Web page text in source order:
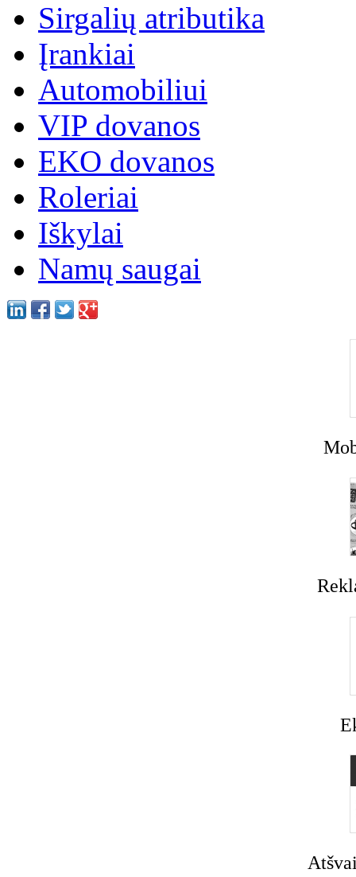
Sirgalių atributika
Įrankiai
Automobiliui
VIP dovanos
EKO dovanos
Roleriai
Iškylai
Namų saugai